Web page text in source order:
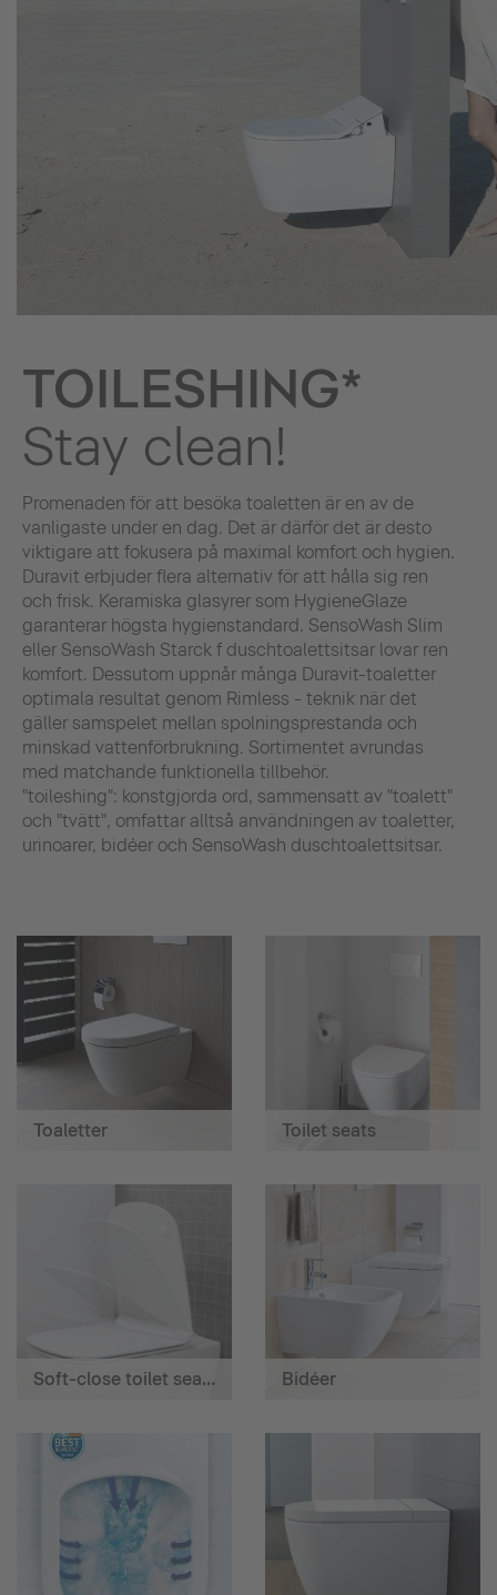
TOILESHING*
Stay clean!
Promenaden för att besöka toaletten är en av de
vanligaste under en dag. Det är därför det är desto
viktigare att fokusera på maximal komfort och hygien.
Duravit erbjuder flera alternativ för att hålla sig ren
och frisk. Keramiska glasyrer som HygieneGlaze
garanterar högsta hygienstandard. SensoWash Slim
eller SensoWash Starck f duschtoalettsitsar lovar ren
komfort. Dessutom uppnår många Duravit-toaletter
optimala resultat genom Rimless - teknik när det
gäller samspelet mellan spolningsprestanda och
minskad vattenförbrukning. Sortimentet avrundas
med matchande funktionella tillbehör.
"toileshing": konstgjorda ord, sammensatt av "toalett"
och "tvätt", omfattar alltså användningen av toaletter,
urinoarer, bidéer och SensoWash duschtoalettsitsar.
Toaletter Toilet seats
Soft-close toilet seats Bidéer